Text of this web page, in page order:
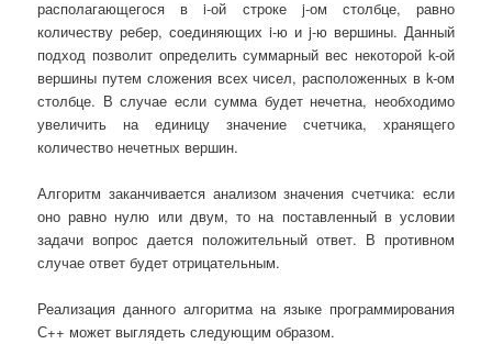
располагающегося в i-ой строке j-ом столбце, равно
количеству ребер, соединяющих i-ю и j-ю вершины. Данный
подход позволит определить суммарный вес некоторой k-ой
вершины путем сложения всех чисел, расположенных в k-ом
столбце. В случае если сумма будет нечетна, необходимо
увеличить на единицу значение счетчика, хранящего
количество нечетных вершин.
Алгоритм заканчивается анализом значения счетчика: если
оно равно нулю или двум, то на поставленный в условии
задачи вопрос дается положительный ответ. В противном
случае ответ будет отрицательным.
Реализация данного алгоритма на языке программирования
С++ может выглядеть следующим образом.